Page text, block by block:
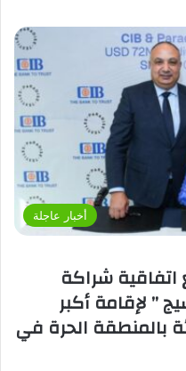
أخبار عاجلة
اتفاقية شراكة
” لإقامة أكبر
بالمنطقة الحرة في